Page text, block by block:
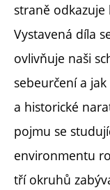
straně
Vystavená díla
ovlivňuje naši
sebeurčení a
a historické
pojmu se
environmentu
tří okruhů